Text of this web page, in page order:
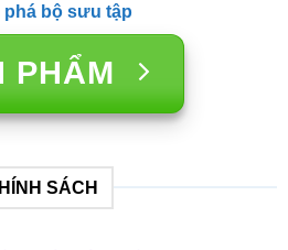
phá bộ sưu tập
PHẨM
SÁCH